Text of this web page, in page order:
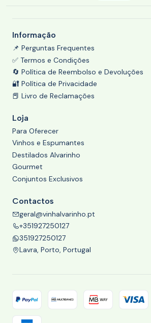
Informação
📌 Perguntas Frequentes
✅ Termos e Condições
🔄 Política de Reembolso e Devoluções
🔐 Política de Privacidade
📕 Livro de Reclamações
Loja
Para Oferecer
Vinhos e Espumantes
Destilados Alvarinho
Gourmet
Conjuntos Exclusivos
Contactos
geral@vinhalvarinho.pt
+351927250127
351927250127
Lavra, Porto, Portugal